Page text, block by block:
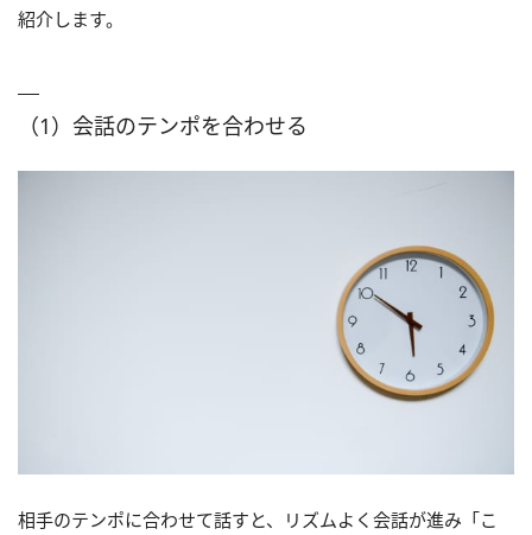
紹介します。
（1）会話のテンポを合わせる
相手のテンポに合わせて話すと、リズムよく会話が進み「こ